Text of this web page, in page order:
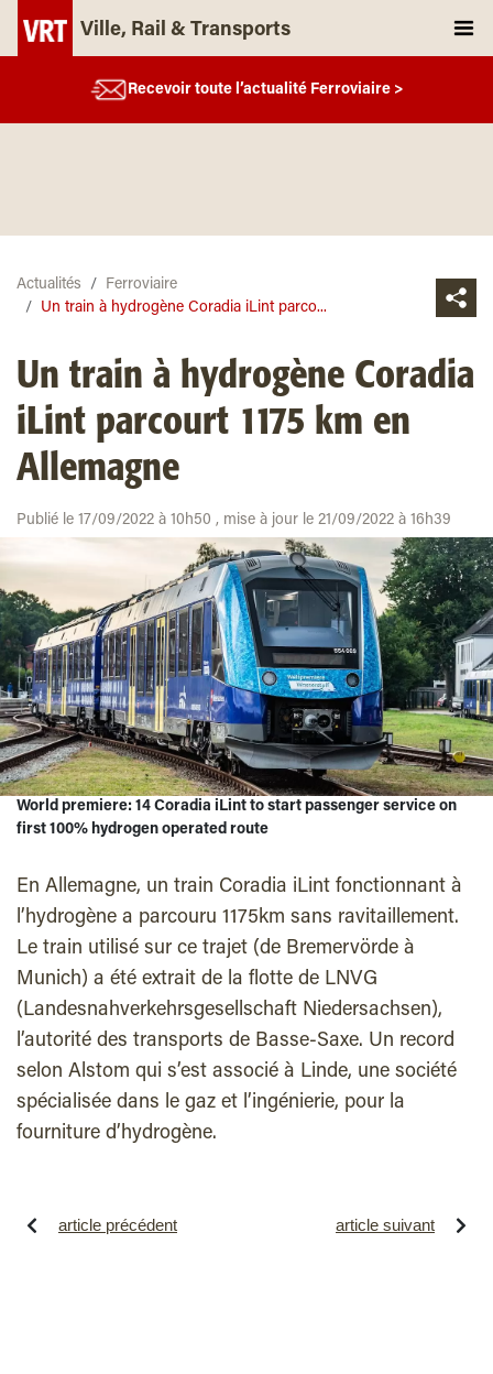
Ville, Rail & Transports
Recevoir toute l’actualité Ferroviaire >
Actualités
Ferroviaire
Un train à hydrogène Coradia iLint parco...
Un train à hydrogène Coradia
iLint parcourt 1175 km en
Allemagne
Publié le 17/09/2022 à 10h50 , mise à jour le 21/09/2022 à 16h39
World premiere: 14 Coradia iLint to start passenger service on
first 100% hydrogen operated route
En Allemagne, un train Coradia iLint fonctionnant à
l’hydrogène a parcouru 1175km sans ravitaillement.
Le train utilisé sur ce trajet (de Bremervörde à
Munich) a été extrait de la flotte de LNVG
(Landesnahverkehrsgesellschaft Niedersachsen),
l’autorité des transports de Basse-Saxe. Un record
selon Alstom qui s’est associé à Linde, une société
spécialisée dans le gaz et l’ingénierie, pour la
fourniture d’hydrogène.
article précédent article suivant